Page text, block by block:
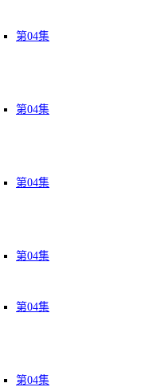
第04集
第04集
第04集
第04集
第04集
第04集